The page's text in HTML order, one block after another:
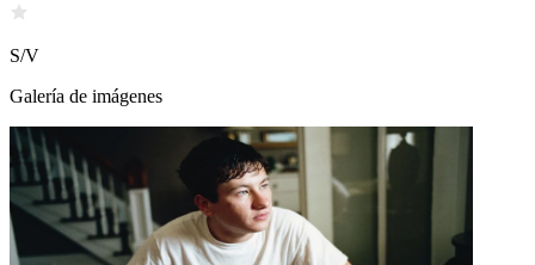
S/V
Galería de imágenes